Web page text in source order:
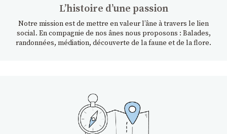
Lʼhistoire dʼune passion
Notre mission est de mettre en valeur l’âne à travers le lien
social. En compagnie de nos ânes nous proposons : Balades,
randonnées, médiation, découverte de la faune et de la flore.